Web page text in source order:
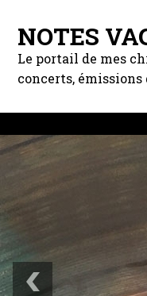
NOTES
Le portail de mes
concerts, émissions